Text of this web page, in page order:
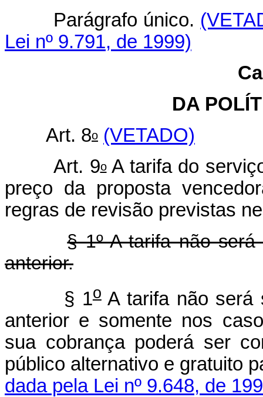
Parágrafo único.
Lei nº 9.791, de 1999)
DA
Art. 8o (VETADO)
Art. 9oA tarifa do
preço da proposta
regras de revisão previstas
§ 1º A tarifa não
anterior.
§ 1oA tarifa não será
anterior e somente nos
sua cobrança poderá ser
público alternativo e
dada pela Lei nº 9.648, de